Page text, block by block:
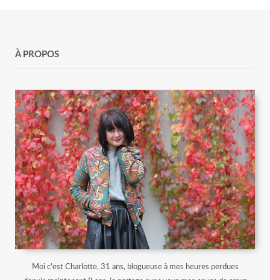
À PROPOS
Moi c'est Charlotte, 31 ans, blogueuse à mes heures perdues